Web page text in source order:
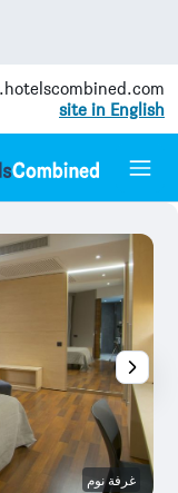
site in English
غرفة نوم